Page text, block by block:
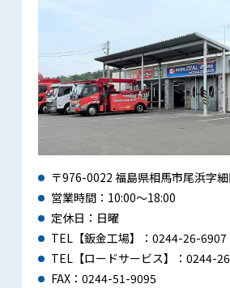
〒976-0022 福島県相馬市尾浜字
営業時間：10:00～18:00
定休日：日曜
TEL【鈑金工場】：0244-26-6907
TEL【ロードサービス】：0244-
FAX：0244-51-9095